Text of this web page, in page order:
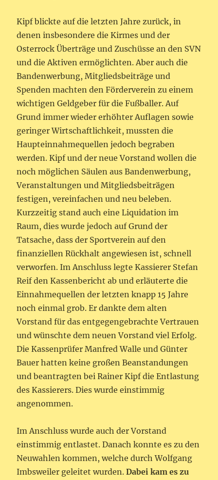
Kipf blickte auf die letzten Jahre zurück, in
denen insbesondere die Kirmes und der
Osterrock Überträge und Zuschüsse an den SVN
und die Aktiven ermöglichten. Aber auch die
Bandenwerbung, Mitgliedsbeiträge und
Spenden machten den Förderverein zu einem
wichtigen Geldgeber für die Fußballer. Auf
Grund immer wieder erhöhter Auflagen sowie
geringer Wirtschaftlichkeit, mussten die
Haupteinnahmequellen jedoch begraben
werden. Kipf und der neue Vorstand wollen die
noch möglichen Säulen aus Bandenwerbung,
Veranstaltungen und Mitgliedsbeiträgen
festigen, vereinfachen und neu beleben.
Kurzzeitig stand auch eine Liquidation im
Raum, dies wurde jedoch auf Grund der
Tatsache, dass der Sportverein auf den
finanziellen Rückhalt angewiesen ist, schnell
verworfen. Im Anschluss legte Kassierer Stefan
Reif den Kassenbericht ab und erläuterte die
Einnahmequellen der letzten knapp 15 Jahre
noch einmal grob. Er dankte dem alten
Vorstand für das entgegengebrachte Vertrauen
und wünschte dem neuen Vorstand viel Erfolg.
Die Kassenprüfer Manfred Walle und Günter
Bauer hatten keine großen Beanstandungen
und beantragten bei Rainer Kipf die Entlastung
des Kassierers. Dies wurde einstimmig
angenommen.
Im Anschluss wurde auch der Vorstand
einstimmig entlastet. Danach konnte es zu den
Neuwahlen kommen, welche durch Wolfgang
Imbsweiler geleitet wurden.Dabei kam es zu